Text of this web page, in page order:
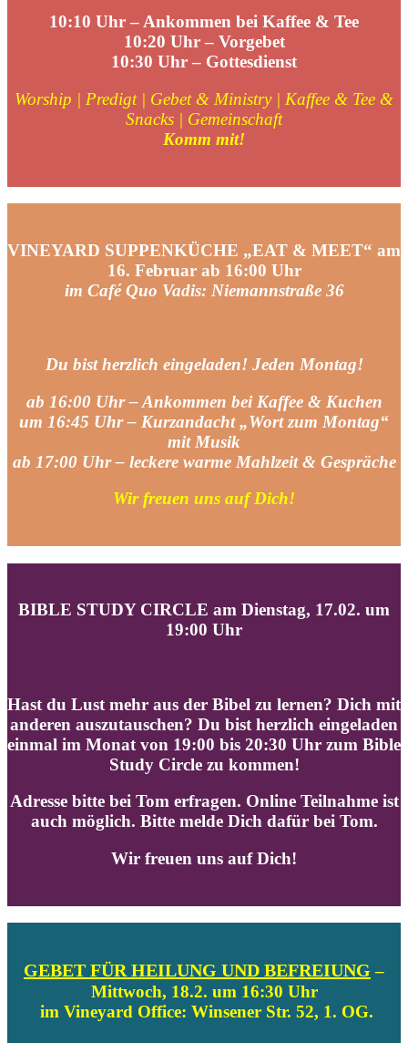
10:10 Uhr – Ankommen bei Kaffee & Tee
10:20 Uhr – Vorgebet
10:30 Uhr – Gottesdienst
Worship | Predigt | Gebet & Ministry | Kaffee & Tee &
Snacks | Gemeinschaft
Komm mit!
VINEYARD SUPPENKÜCHE „EAT & MEET“ am
16. Februar ab 16:00 Uhr
im Café Quo Vadis: Niemannstraße 36
Du bist herzlich eingeladen! Jeden Montag!
ab 16:00 Uhr – Ankommen bei Kaffee & Kuchen
um 16:45 Uhr – Kurzandacht „Wort zum Montag“
mit Musik
ab 17:00 Uhr – leckere warme Mahlzeit & Gespräche
Wir freuen uns auf Dich!
BIBLE STUDY CIRCLE am Dienstag, 17.02. um
19:00 Uhr
Hast du Lust mehr aus der Bibel zu lernen? Dich mit
anderen auszutauschen? Du bist herzlich eingeladen
einmal im Monat von 19:00 bis 20:30 Uhr zum Bible
Study Circle zu kommen!
Adresse bitte bei Tom erfragen. Online Teilnahme ist
auch möglich. Bitte melde Dich dafür bei Tom.
Wir freuen uns auf Dich!
GEBET FÜR HEILUNG UND BEFREIUNG –
Mittwoch, 18.2. um 16:30 Uhr
im Vineyard Office: Winsener Str. 52, 1. OG.